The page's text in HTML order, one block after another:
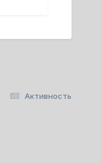
Активность